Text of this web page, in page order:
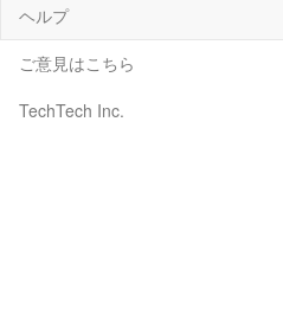
ヘルプ
ご意見はこちら
TechTech Inc.